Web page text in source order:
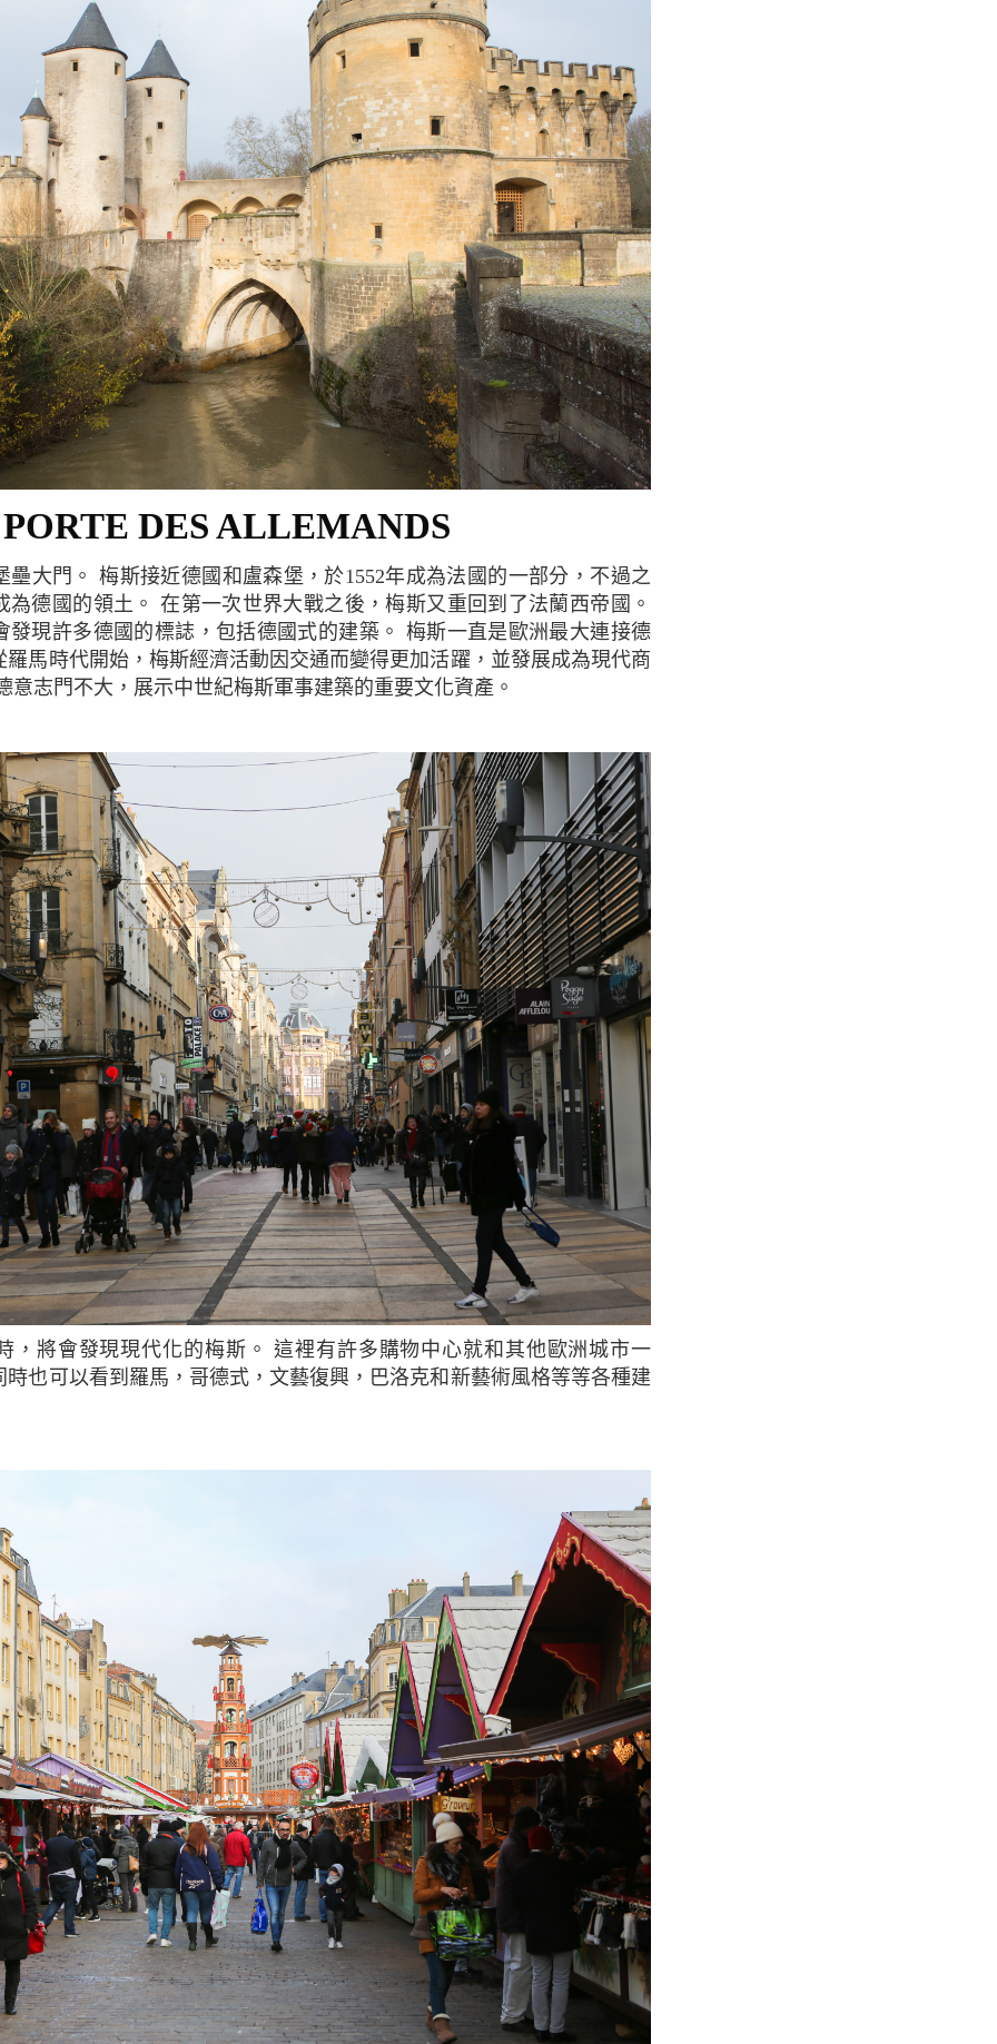
PORTE DES ALLEMANDS
為德國的領土。 在第一次世界大戰之後，梅斯又重回到了法蘭西帝國。
發現許多德國的標誌，包括德國式的建築。 梅斯一直是歐洲最大連接德
羅馬時代開始，梅斯經濟活動因交通而變得更加活躍，並發展成為現代商
意志門不大，展示中世紀梅斯軍事建築的重要文化資產。
時也可以看到羅馬，哥德式，文藝復興，巴洛克和新藝術風格等等各種建